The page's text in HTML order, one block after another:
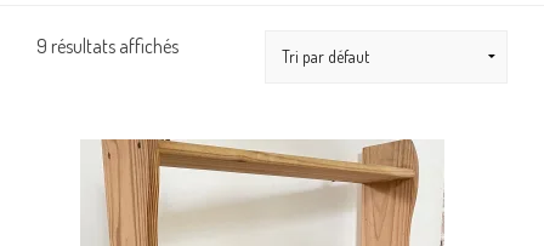
9 résultats affichés